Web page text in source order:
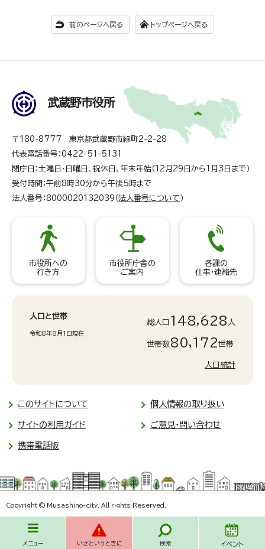
前のページへ戻る トップページへ戻る
メニュー いざというときに 検索 イベント
武蔵野市役所
〒180-8777 東京都武蔵野市緑町2-2-28
代表電話番号：0422-51-5131
閉庁日：土曜日・日曜日、祝休日、年末年始（12月29日から1月3日まで）
受付時間：午前8時30分から午後5時まで
法人番号：8000020132039（ 法人番号について ）
市役所への
行き方
市役所庁舎の
ご案内
各課の
仕事・連絡先
人口と世帯
令和8年8月1日現在
総人口 148,628 人
世帯数80,172世帯
人口統計
このサイトについて 個人情報の取り扱い
サイトの利用ガイド ご意見・問い合わせ
携帯電話版
Copyright © Musashino-city. All rights Reserved.